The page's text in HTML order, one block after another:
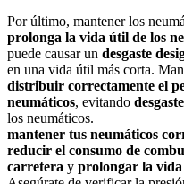
Por último, mantener los
prolonga la vida útil de los
puede causar un desgaste
en una vida útil más corta.
distribuir correctamente el
neumáticos, evitando
los neumáticos.
mantener tus neumáticos
reducir el consumo de
carretera y prolongar la vida